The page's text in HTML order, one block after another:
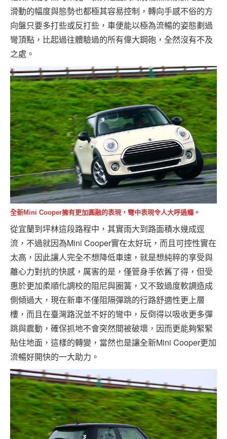
滑動的幅度與態勢也都極其容易控制，轉向手感不俗的方
向盤只要多打些或反打些，車便能以極為流暢的姿態劃過
彎頂點，比起過往體驗過的所有偉大鋼砲，全然沒有不及
之處。
全新Mini Cooper擁有更加圓融的表現，彎中表現令人大呼過癮。
從宜蘭到坪林這段路程中，其實雨大到路面積水幾成逕
流，不過就因為Mini Cooper實在太好玩，而且可控性實在
太高，因此讓人完全不想降低車速，就是想純粹的享受與
離心力對抗的快感，厲害的是，僅管身手依舊了得，但受
惠於更加柔順化調校的阻尼與圈簧，又不致過度軟調造成
側傾過大，現在新車不僅阻隔彈跳的行路舒適性更上層
樓，而且在臺灣路況並不好的彎中，反倒得以吸收更多彈
跳與震動，確保抓地不會突然間被破壞，因而更能夠緊緊
貼住地面，這樣的轉變，當然也是讓全新Mini Cooper更加
流暢好開快的一大助力。